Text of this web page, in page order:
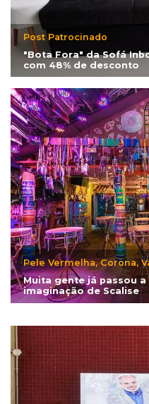
Post Patrocinado
"Bota Fora" da Sofá
com 48% de desconto
Pele Vermelha, Corona,
Muita gente já passou
imaginação de Scalise